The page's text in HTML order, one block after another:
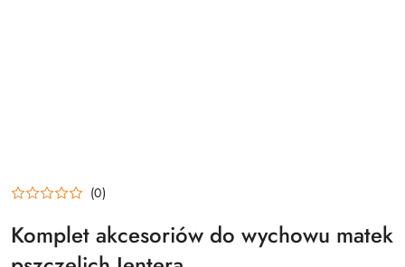
(0)
Komplet akcesoriów do wychowu matek